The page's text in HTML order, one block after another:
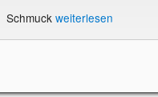
Schmuck weiterlesen